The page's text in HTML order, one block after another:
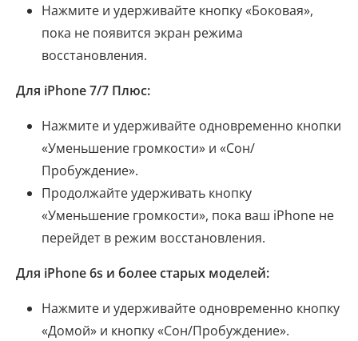
Нажмите и удерживайте кнопку «Боковая»,
пока не появится экран режима
восстановления.
Для iPhone 7/7 Плюс:
Нажмите и удерживайте одновременно кнопки
«Уменьшение громкости» и «Сон/
Пробуждение».
Продолжайте удерживать кнопку
«Уменьшение громкости», пока ваш iPhone не
перейдет в режим восстановления.
Для iPhone 6s и более старых моделей:
Нажмите и удерживайте одновременно кнопку
«Домой» и кнопку «Сон/Пробуждение».